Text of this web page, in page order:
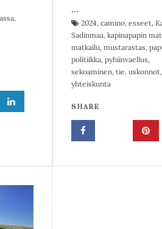
,
…
2024, camino, esseet,
Sadinmaa, kapinapapin
matkailu, mustarastas,
politiikka, pyhiinvaellus,
sekoaminen, tie, uskonnot,
yhteiskunta
SHARE